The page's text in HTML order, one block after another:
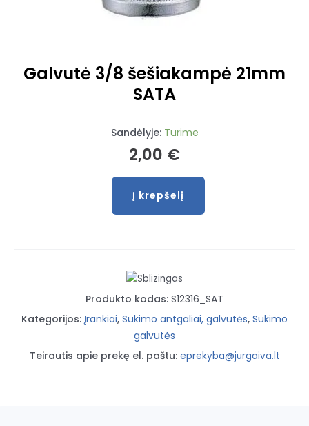
Galvutė 3/8 šešiakampė 21mm
SATA
Sandėlyje: Turime
2,00 €
produkto
kiekis:
šešiakampė
21mm
SATA
Į krepšelį
Produkto kodas: S12316_SAT
Kategorijos: Įrankiai, Sukimo antgaliai, galvutės, Sukimo
galvutės
Teirautis apie prekę el. paštu: eprekyba@jurgaiva.lt